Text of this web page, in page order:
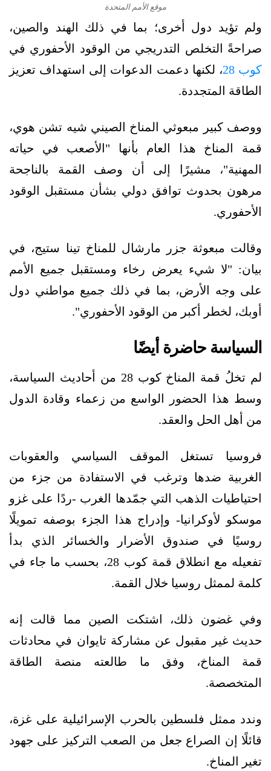
موقع الأمم المتحدة
ولم تؤيد دول أخرى؛ بما في ذلك الهند والصين،
صراحةً التخلص التدريجي من الوقود الأحفوري في
كوب 28
، لكنها دعمت الدعوات إلى استهداف تعزيز
الطاقة المتجددة.
ووصف كبير مبعوثي المناخ الصيني شيه تشن هوي،
قمة المناخ هذا العام بأنها "الأصعب في حياته
المهنية"، مشيرًا إلى أن وصف القمة بالناجحة
مرهون بحدوث توافق دولي بشأن مستقبل الوقود
الأحفوري.
وقالت مبعوثة جزر مارشال للمناخ تينا ستيج، في
بيان: "لا شيء يعرض رخاء ومستقبل جميع الأمم
على وجه الأرض، بما في ذلك جميع مواطني دول
أوبك، لخطر أكبر من الوقود الأحفوري".
السياسة حاضرة أيضًا
لم تخلُ قمة المناخ كوب 28 من أحاديث السياسة،
وسط هذا الحضور الواسع من زعماء وقادة الدول
من أهل الحل والعقد.
فروسيا تستغل الموقف السياسي والعقوبات
الغربية ضدها وترغب في الاستفادة من جزء من
احتياطيات الذهب التي جمّدها الغرب -ردًا على غزو
موسكو لأوكرانيا- وإدراج هذا الجزء بوصفه تمويلًا
روسيًا في صندوق الأضرار والخسائر الذي بدأ
تفعيله مع انطلاق قمة كوب 28، بحسب ما جاء في
كلمة لممثل روسيا خلال القمة.
وفي غضون ذلك، اشتكت الصين مما قالت إنه
حديث غير مقبول عن مشاركة تايوان في محادثات
قمة المناخ، وفق ما طالعته منصة الطاقة
المتخصصة.
وندد ممثل فلسطين بالحرب الإسرائيلية على غزة،
قائلًا إن الصراع جعل من الصعب التركيز على جهود
تغير المناخ.